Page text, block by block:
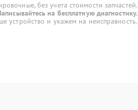
без учета стоимости запчастей.
на бесплатную диагностику.
устройство и укажем на неисправность.